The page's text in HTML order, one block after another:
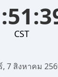
CST
, 7 สิงหาคม